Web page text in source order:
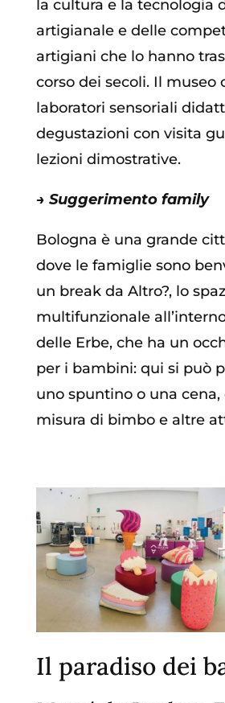
la cultura e la tecnologia
artigianale e delle
artigiani che lo hanno
corso dei secoli. Il museo
laboratori sensoriali
degustazioni con visita
lezioni dimostrative.
→ Suggerimento family
Bologna è una grande
dove le famiglie sono
un break da Altro?, lo
multifunzionale
delle Erbe, che ha un
per i bambini: qui si può
uno spuntino o una
misura di bimbo e altre
Il paradiso dei